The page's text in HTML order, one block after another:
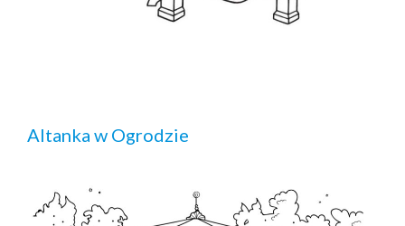
Altanka w Ogrodzie